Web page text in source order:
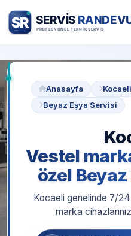
Anasayfa Kocaeli
Beyaz Eşya Servisi
Vestel
özel
Kocaeli genelinde 7/
marka